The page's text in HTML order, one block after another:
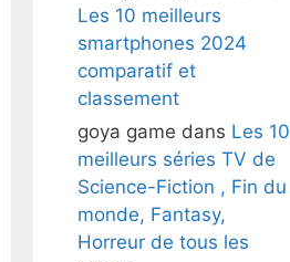
Les 10 meilleurs
smartphones 2024
comparatif et
classement
goya game dans Les 10
meilleurs séries TV de
Science-Fiction , Fin du
monde, Fantasy,
Horreur de tous les